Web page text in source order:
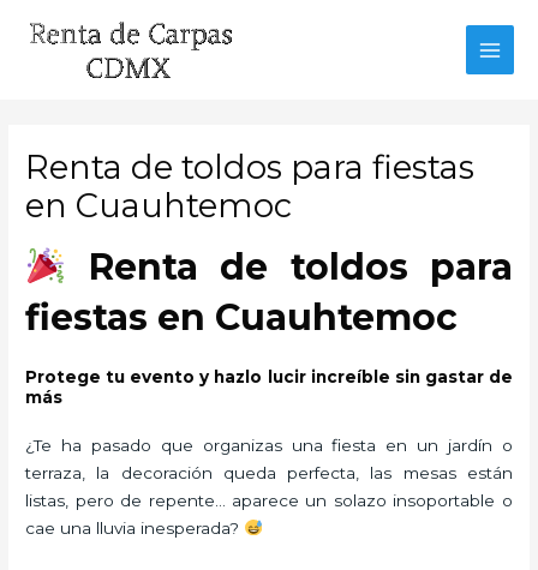
Renta de toldos para fiestas
en Cuauhtemoc
Renta de toldos para
fiestas en Cuauhtemoc
Protege tu evento y hazlo lucir increíble sin gastar de
más
¿Te ha pasado que organizas una fiesta en un jardín o
terraza, la decoración queda perfecta, las mesas están
listas, pero de repente… aparece un solazo insoportable o
cae una lluvia inesperada?